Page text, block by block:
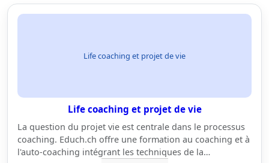
Life coaching et projet de vie
Life coaching et projet de vie
La question du projet vie est centrale dans le processus
coaching. Educh.ch offre une formation au coaching et à
l'auto-coaching intégrant les techniques de la…